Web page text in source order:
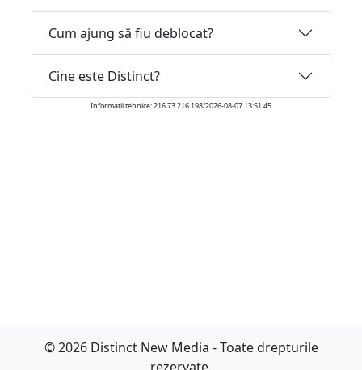
Cum ajung să fiu deblocat?
Cine este Distinct?
Informatii tehnice: 216.73.216.198/2026-08-07 13:51:45
© 2026 Distinct New Media - Toate drepturile